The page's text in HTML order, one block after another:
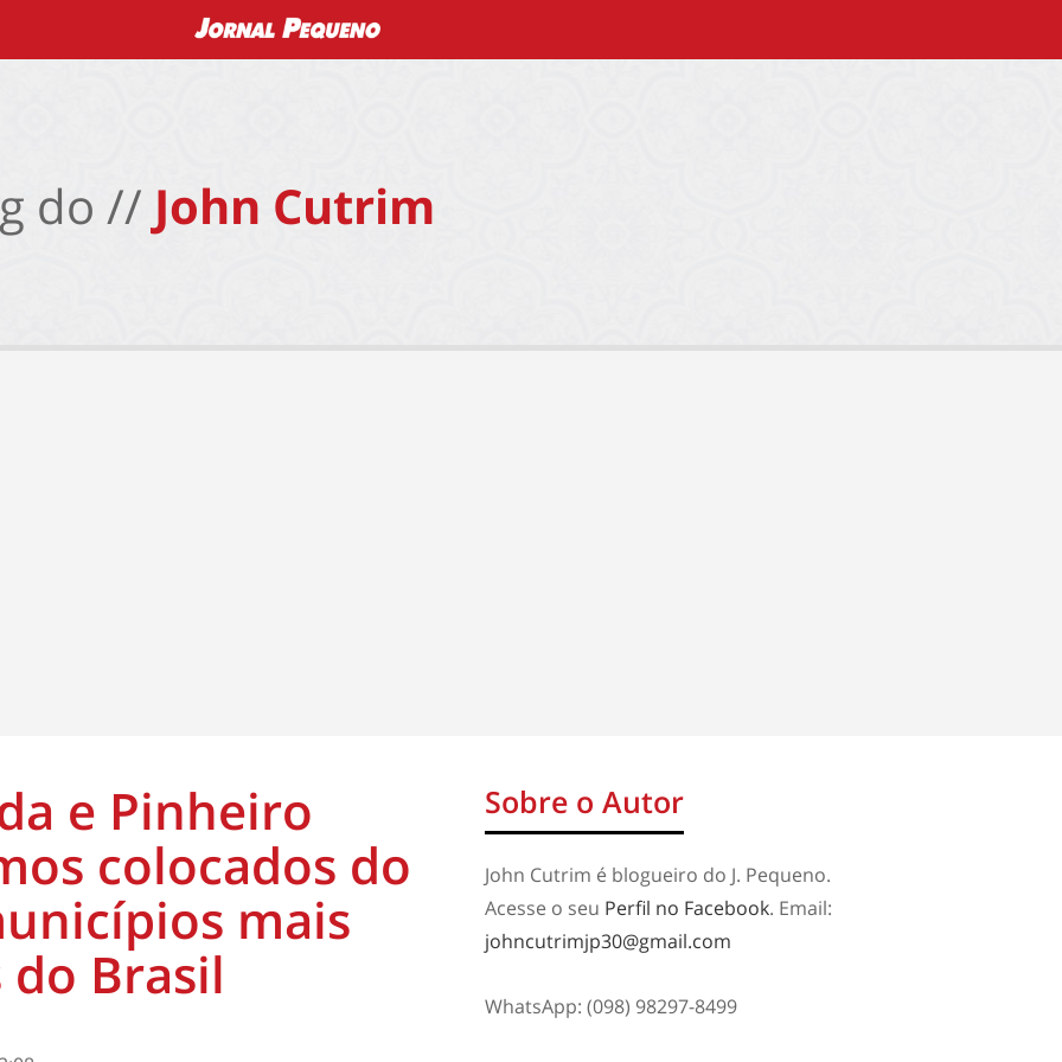
do // John Cutrim
e Pinheiro
colocados do
mais
Brasil
Sobre o Autor
John Cutrim é blogueiro do J. Pequeno.
Acesse o seu Perfil no Facebook. Email:
johncutrimjp30@gmail.com
WhatsApp: (098) 98297-8499